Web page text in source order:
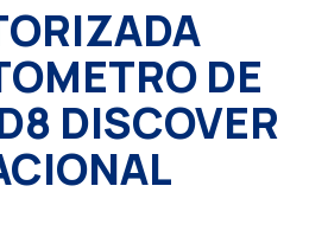
DE
DISCOVER